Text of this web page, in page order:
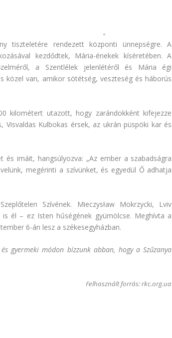
tiszteletére rendezett központi ünnepségre. A
kezdődtek, Mária-énekek kíséretében. A
a Szentlélek jelenlétéről és Mária égi
közel van, amikor sötétség, veszteség és háborús
kilométert utazott, hogy zarándokként kifejezze
Kulbokas érsek, az ukrán püspöki kar és
imáit, hangsúlyozva: „Az ember a szabadságra
megérinti a szívünket, és egyedül Ő adhatja
Szívének. Mieczysław Mokrzycki, Lviv
él – ez Isten hűségének gyümölcse. Meghívta a
6-án lesz a székesegyházban.
gyermeki módon bízzunkabban, hogy a Szűzanya
Felhasznált forrás: rkc.org.ua